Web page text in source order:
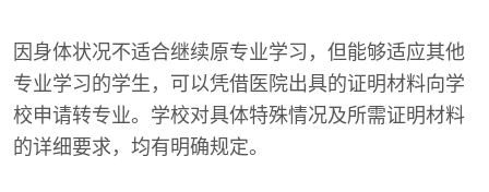
因身体状况不适合继续原专业学习，但能够适应其他
专业学习的学生，可以凭借医院出具的证明材料向学
校申请转专业。学校对具体特殊情况及所需证明材料
的详细要求，均有明确规定。